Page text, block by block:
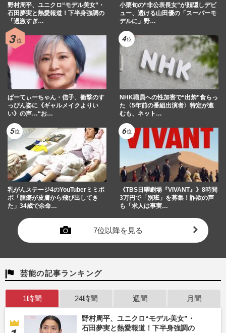
野村周平、ユニクロ“モデル美女”・
石田夢実と熱愛報道！下半身強調の
「過激すぎ…
小栗旬の“非公表長女”が顔隠しデビ
ュー、透ける山田優の「スーパーモ
デルに」野…
ぱーてぃーちゃん・信子、衝撃のす
っぴん姿に《ギャルメイクよりい
い》の声…“お…
NHK職員への性加害で“出禁”食らっ
た〈5年前の番組出演者〉特定が進
むも、ネット…
乳がんステージ4のYouTuberミミポ
ポ「腫瘍が皮膚から飛び出してき
た」34歳で余命…
《TBS日曜劇場『VIVANT』》8時間
3万円で「別班」を募集！詐欺の声
も「求人は事実…
7位以降を見る
芸能の記事ランキング
1時間 24時間 週間 月間
野村周平、ユニクロ“モデル美女”・
石田夢実と熱愛報道！下半身強調の